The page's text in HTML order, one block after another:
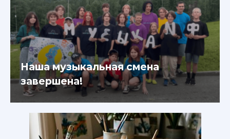
Наша музыкальная смена
завершена!